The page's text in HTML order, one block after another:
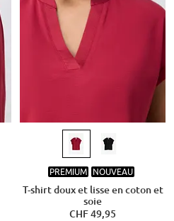
PREMIUM NOUVEAU
T-shirt doux et lisse en coton et
soie
CHF 49,95